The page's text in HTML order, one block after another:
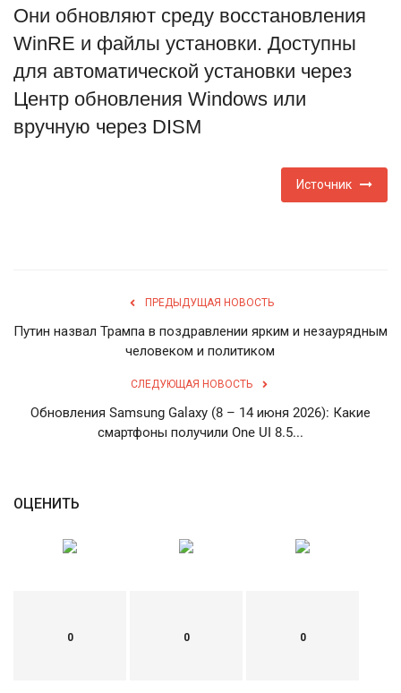
Авто
Образование
Они обновляют среду восстановления
WinRE и файлы установки. Доступны
для автоматической установки через
Центр обновления Windows или
вручную через DISM
Источник
ПРЕДЫДУЩАЯ НОВОСТЬ
Путин назвал Трампа в поздравлении ярким и незаурядным
человеком и политиком
СЛЕДУЮЩАЯ НОВОСТЬ
Обновления Samsung Galaxy (8 – 14 июня 2026): Какие
смартфоны получили One UI 8.5...
ОЦЕНИТЬ
0 0 0